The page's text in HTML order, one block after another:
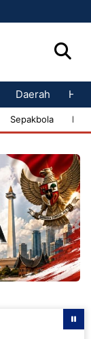
Daerah
Sepakbola